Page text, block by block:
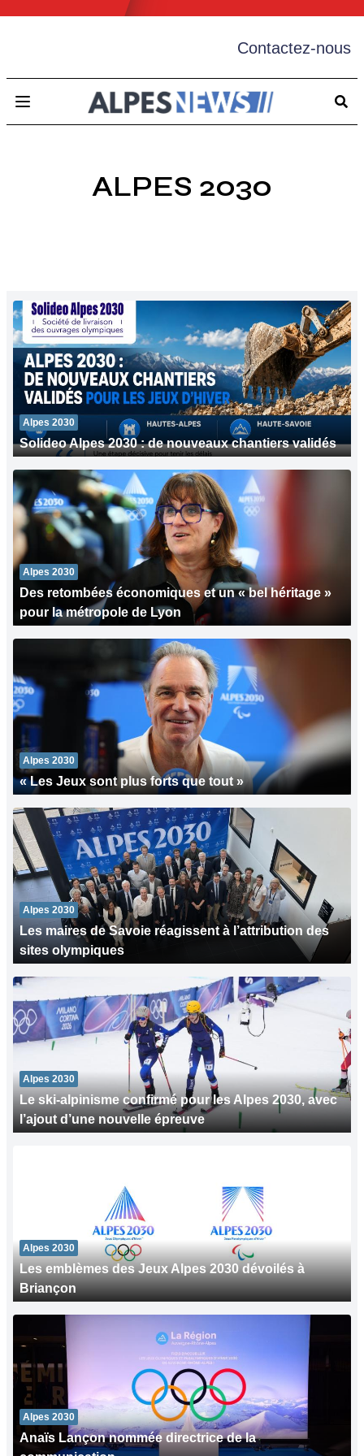
Contactez-nous
Open main menu
ALPES 2030
Alpes 2030
Solideo Alpes 2030 : de nouveaux chantiers validés
Alpes 2030
Des retombées économiques et un « bel héritage »
pour la métropole de Lyon
Alpes 2030
« Les Jeux sont plus forts que tout »
Alpes 2030
Les maires de Savoie réagissent à l’attribution des
sites olympiques
Alpes 2030
Le ski-alpinisme confirmé pour les Alpes 2030, avec
l’ajout d’une nouvelle épreuve
Alpes 2030
Les emblèmes des Jeux Alpes 2030 dévoilés à
Briançon
Alpes 2030
Anaïs Lançon nommée directrice de la